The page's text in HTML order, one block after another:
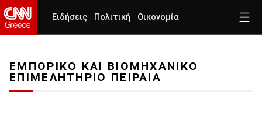
Ειδήσεις Πολιτική Οικονομία
ΕΜΠΟΡΙΚΟ ΚΑΙ ΒΙΟΜΗΧΑΝΙΚΟ
ΕΠΙΜΕΛΗΤΗΡΙΟ ΠΕΙΡΑΙΑ